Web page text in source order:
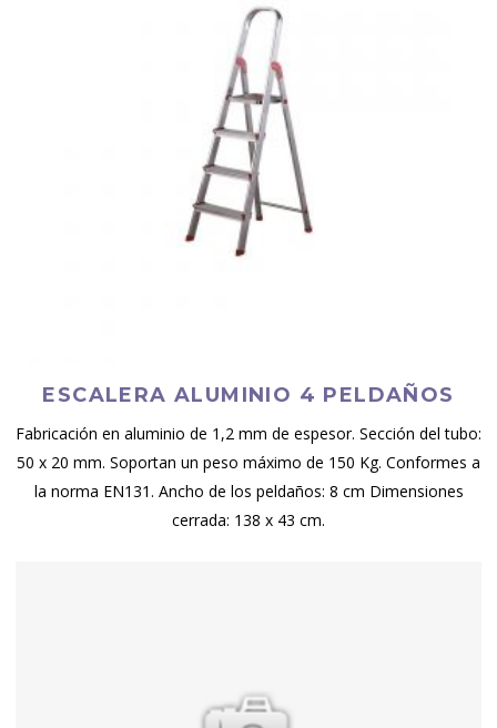
ESCALERA ALUMINIO 4 PELDAÑOS
Fabricación en aluminio de 1,2 mm de espesor. Sección del tubo:
50 x 20 mm. Soportan un peso máximo de 150 Kg. Conformes a
la norma EN131. Ancho de los peldaños: 8 cm Dimensiones
cerrada: 138 x 43 cm.